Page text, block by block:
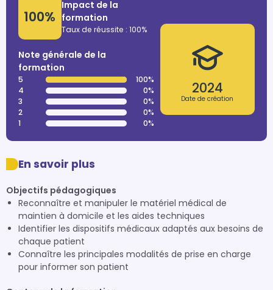
100%
Impact de la
formation
Taux de réussite : 100%
Note générale de la
formation
5
100%
4
0%
3
0%
2
0%
1
0%
2024
Date de création
En savoir plus
Objectifs pédagogiques
Reconnaître et manipuler le matériel médical de
maintien à domicile et les aides techniques
Identifier les dispositifs médicaux adaptés aux besoins de
chaque patient
Connaître les principales modalités de prise en charge
pour informer son patient